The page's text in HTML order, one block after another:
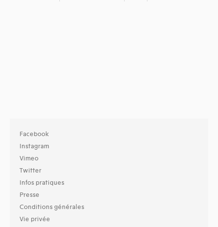
Facebook
Instagram
Vimeo
Twitter
Infos pratiques
Presse
Conditions générales
Vie privée